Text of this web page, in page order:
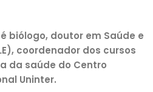
biólogo, doutor em Saúde e
coordenador dos cursos
da saúde do Centro
Uninter.